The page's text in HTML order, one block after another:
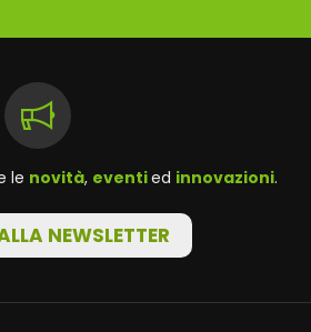
le novità, eventied innovazioni.
NEWSLETTER